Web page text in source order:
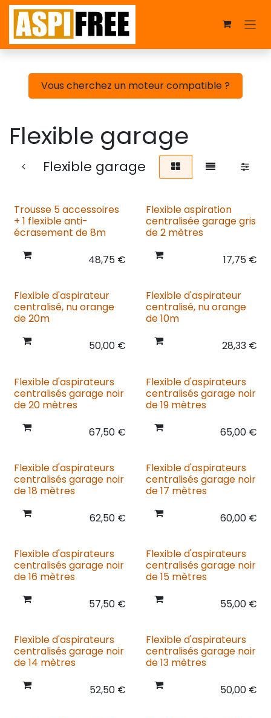
Se rendre au contenu
Vous cherchez un moteur compatible ?
Flexible garage
Flexible garage
Trousse 5 accessoires
+ 1 flexible anti-
écrasement de 8m
48,75€
Flexible aspiration
centralisée garage gris
de 2 mètres
17,75 €
Flexible d'aspirateur
centralisé, nu orange
de 20m
50,00€
Flexible d'aspirateur
centralisé, nu orange
de 10m
28,33 €
Flexible d'aspirateurs
centralisés garage noir
de 20 mètres
67,50€
Flexible d'aspirateurs
centralisés garage noir
de 19 mètres
65,00 €
Flexible d'aspirateurs
centralisés garage noir
de 18 mètres
62,50€
Flexible d'aspirateurs
centralisés garage noir
de 17 mètres
60,00 €
Flexible d'aspirateurs
centralisés garage noir
de 16 mètres
57,50€
Flexible d'aspirateurs
centralisés garage noir
de 15 mètres
55,00 €
Flexible d'aspirateurs
centralisés garage noir
de 14 mètres
52,50€
Flexible d'aspirateurs
centralisés garage noir
de 13 mètres
50,00 €